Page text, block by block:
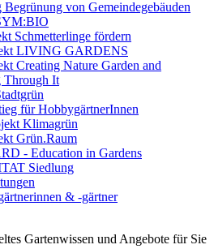
Begrünung von Gemeindegebäuden
Schmetterlinge fördern
LIVING GARDENS
Creating Nature Garden and
Through It
für HobbygärtnerInnen
Klimagrün
Grün.Raum
- Education in Gardens
Siedlung
& -gärtner
Gartenwissen und Angebote für Sie